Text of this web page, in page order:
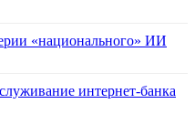
«национального» ИИ
интернет-банка